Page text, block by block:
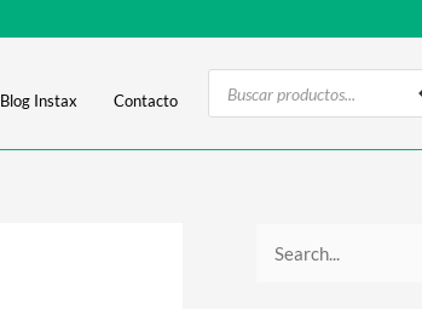
Blog Instax Contacto
Products
search